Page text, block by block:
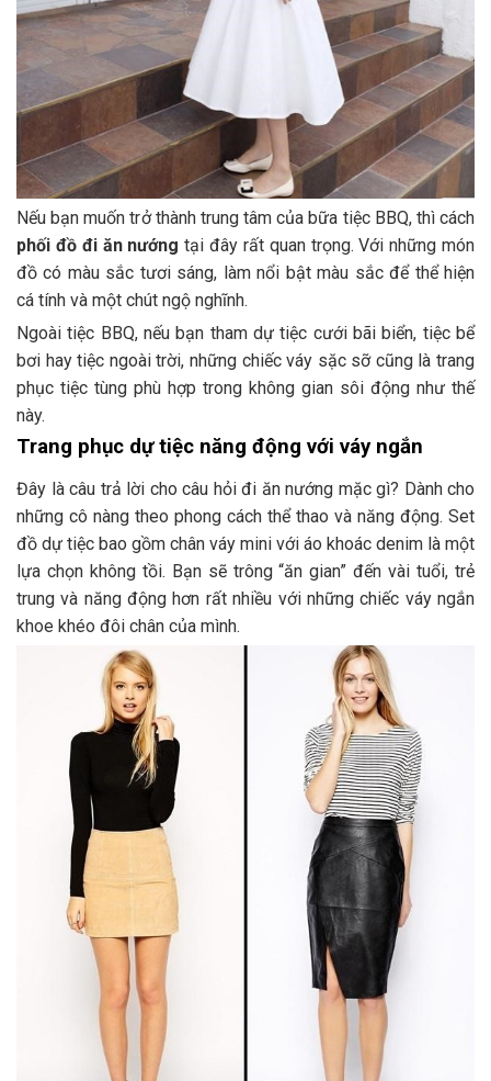
Nếu bạn muốn trở thành trung tâm của bữa tiệc BBQ, thì cách
phối đồ đi ăn nướngtại đây rất quan trọng. Với những món
đồ có màu sắc tươi sáng, làm nổi bật màu sắc để thể hiện
cá tính và một chút ngộ nghĩnh.
Ngoài tiệc BBQ, nếu bạn tham dự tiệc cưới bãi biển, tiệc bể
bơi hay tiệc ngoài trời, những chiếc váy sặc sỡ cũng là trang
phục tiệc tùng phù hợp trong không gian sôi động như thế
này.
Trang phục dự tiệc năng động với váy ngắn
Đây là câu trả lời cho câu hỏi đi ăn nướng mặc gì? Dành cho
những cô nàng theo phong cách thể thao và năng động. Set
đồ dự tiệc bao gồm chân váy mini với áo khoác denim là một
lựa chọn không tồi. Bạn sẽ trông “ăn gian” đến vài tuổi, trẻ
trung và năng động hơn rất nhiều với những chiếc váy ngắn
khoe khéo đôi chân của mình.